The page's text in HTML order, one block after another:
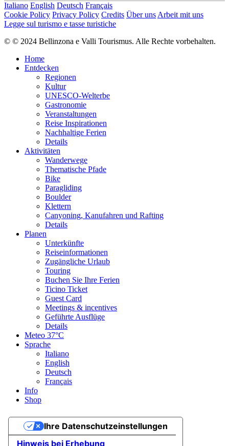
Italiano English Deutsch Français
Cookie Policy Privacy Policy Credits Über uns Arbeit mit uns
Legge sul turismo e tasse turistiche
© © 2024 Bellinzona e Valli Tourismus. Alle Rechte vorbehalten.
Home
Entdecken
Regionen
Kultur
UNESCO-Welterbe
Gastronomie
Veranstaltungen
Reise Inspirationen
Nachhaltige Ferien
Details
Aktivitäten
Wanderwege
Thematische Pfade
Bike
Paragliding
Boulder
Klettern
Canyoning, Kanufahren und Rafting
Details
Planen
Unterkünfte
Reiseinformationen
Zugängliche Urlaub
Touring
Buchen Sie Ihre Ferien
Ticino Ticket
Guest Card
Meetings & incentives
Geführte Ausflüge
Details
Meteo 37°C
Sprache
Italiano
English
Deutsch
Français
Info
Shop
Hinweis bei Erhebung
Ihre Datenschutzeinstellungen